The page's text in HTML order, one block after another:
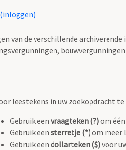
van de verschillende
bouwvergunningen
leestekens in uw zoekopdracht
Gebruik een vraagteken (?)om
Gebruik een sterretje (*)om meer
Gebruik een dollarteken ($)voor